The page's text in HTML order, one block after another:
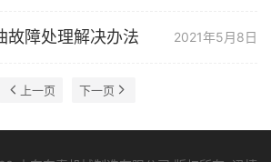
故障处理解决办法 2021年5月8日
上一页 下一页